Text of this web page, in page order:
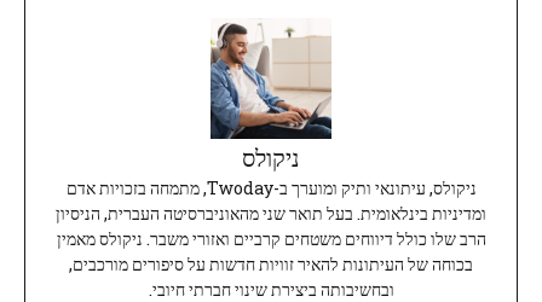
ניקולס
ניקולס, עיתונאי ותיק ומוערך ב-Twoday, מתמחה בזכויות אדם
ומדיניות בינלאומית. בעל תואר שני מהאוניברסיטה העברית, הניסיון
הרב שלו כולל דיווחים משטחים קרביים ואזורי משבר. ניקולס מאמין
בכוחה של העיתונות להאיר זוויות חדשות על סיפורים מורכבים,
ובחשיבותה ביצירת שינוי חברתי חיובי.